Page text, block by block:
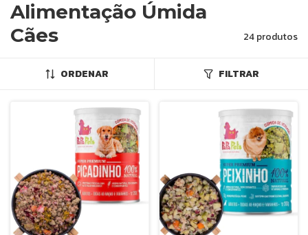
Alimentação Úmida
Cães
24 produtos
ORDENAR FILTRAR